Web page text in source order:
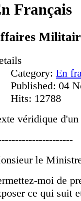
Français
Category: En
Published: 04
Hits: 12788
véridique
le
moi de
ce qui suit